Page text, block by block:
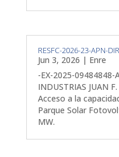
RESFC-2026-23-APN-
Jun 3, 2026 | Enre
-EX-2025-09484848-
INDUSTRIAS JUAN
Acceso a la
Parque Solar
MW.